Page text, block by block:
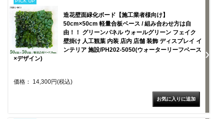
造花壁面緑化ボード【施工業者様向け】
50cm×50cm 軽量合板ベース / 組み合わせ方は自
由！！ グリーンパネル ウォールグリーン フェイク
壁掛け 人工観葉 内装 店内 店舗 装飾 ディスプレイ イ
ンテリア 施設/PH202-5050(ウォーターリーフベース
×デザイン)
価格： 14,300円(税込)